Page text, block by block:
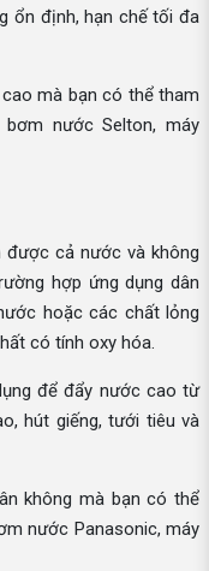
ổn định, hạn chế tối đa
mà bạn có thể tham
nước Selton, máy
được cả nước và không
hợp ứng dụng dân
hoặc các chất lỏng
có tính oxy hóa.
để đẩy nước cao từ
hút giếng, tưới tiêu và
không mà bạn có thể
nước Panasonic, máy